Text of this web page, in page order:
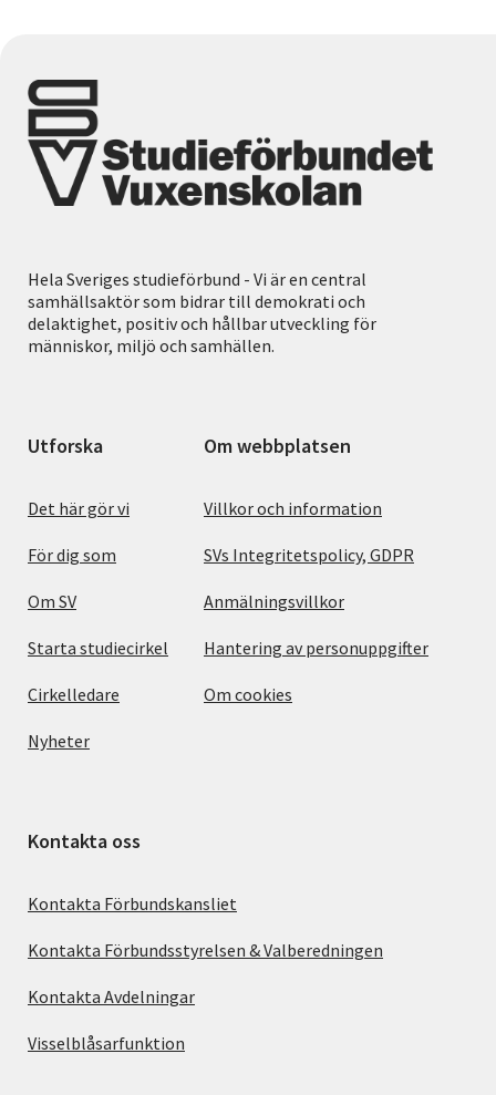
Hela Sveriges studieförbund - Vi är en central
samhällsaktör som bidrar till demokrati och
delaktighet, positiv och hållbar utveckling för
människor, miljö och samhällen.
Utforska
Det här gör vi
För dig som
Om SV
Starta studiecirkel
Cirkelledare
Nyheter
Om webbplatsen
Villkor och information
SVs Integritetspolicy, GDPR
Anmälningsvillkor
Hantering av personuppgifter
Om cookies
Kontakta oss
Kontakta Förbundskansliet
Kontakta Förbundsstyrelsen & Valberedningen
Kontakta Avdelningar
Visselblåsarfunktion